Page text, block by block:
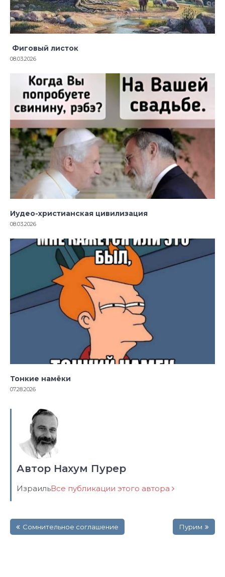
Фиговый листок
08.03.2026
Иудео-христианская цивилизация
08.03.2026
Тонкие намёки
07.28.2026
Автор Нахум Пурер
ИзраильВсе публикации этого автора
по Сомнительное соглашение Пурим